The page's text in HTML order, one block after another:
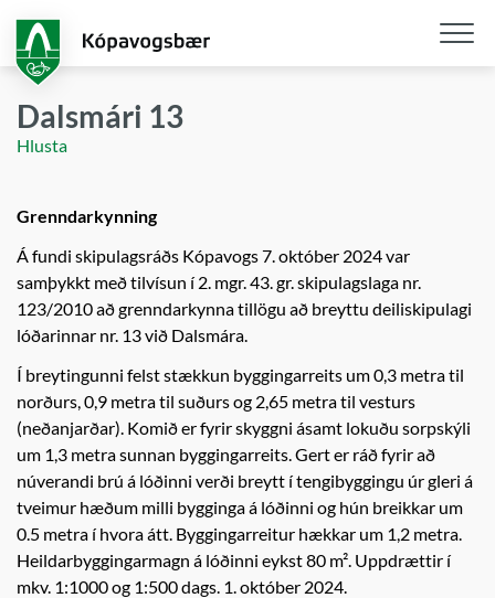
aðalefni
Dalsmári 13
Hlusta
Grenndarkynning
Á fundi skipulagsráðs Kópavogs 7. október 2024 var
samþykkt með tilvísun í 2. mgr. 43. gr. skipulagslaga nr.
123/2010 að grenndarkynna tillögu að breyttu deiliskipulagi
lóðarinnar nr. 13 við Dalsmára.
Í breytingunni felst stækkun byggingarreits um 0,3 metra til
norðurs, 0,9 metra til suðurs og 2,65 metra til vesturs
(neðanjarðar). Komið er fyrir skyggni ásamt lokuðu sorpskýli
um 1,3 metra sunnan byggingarreits. Gert er ráð fyrir að
núverandi brú á lóðinni verði breytt í tengibyggingu úr gleri á
tveimur hæðum milli bygginga á lóðinni og hún breikkar um
0.5 metra í hvora átt. Byggingarreitur hækkar um 1,2 metra.
Heildarbyggingarmagn á lóðinni eykst 80 m². Uppdrættir í
mkv. 1:1000 og 1:500 dags. 1. október 2024.
Opna